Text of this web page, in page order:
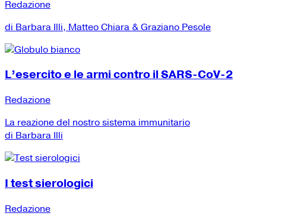
Redazione
di Barbara Illi, Matteo Chiara & Graziano Pesole
L’esercito e le armi contro il SARS-CoV-2
Redazione
La reazione del nostro sistema immunitario
di Barbara Illi
I test sierologici
Redazione